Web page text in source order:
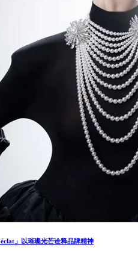
」以璀璨光芒诠释品牌精神